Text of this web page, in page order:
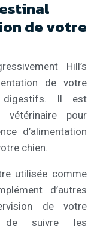
de votre
Hill’s
de votre
digestifs. Il est
vétérinaire pour
d’alimentation
chien.
utilisée comme
d’autres
de votre
de suivre les